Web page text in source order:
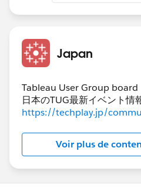
・日付のフィルタは使用しない
・サブセットラベル（製品名
総数で計算
[指定の日付] = [オーダー日]
というような数式で作成して
月単位で集計
作成した集計表は正規版を持
Japan
Tableau User Group board
日本のTUG最新イベント情
https://techplay.jp/
Voir plus de